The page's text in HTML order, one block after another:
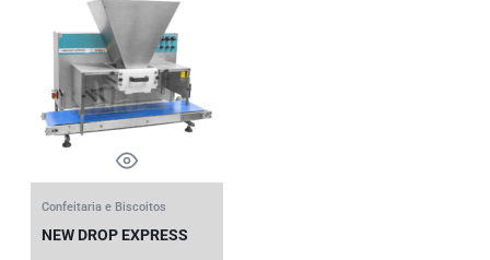
Confeitaria e Biscoitos
NEW DROP EXPRESS